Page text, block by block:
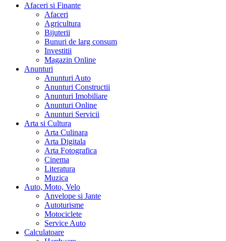
Afaceri si Finante
Afaceri
Agricultura
Bijuterii
Bunuri de larg consum
Investitii
Magazin Online
Anunturi
Anunturi Auto
Anunturi Constructii
Anunturi Imobiliare
Anunturi Online
Anunturi Servicii
Arta si Cultura
Arta Culinara
Arta Digitala
Arta Fotografica
Cinema
Literatura
Muzica
Auto, Moto, Velo
Anvelope si Jante
Autoturisme
Motociclete
Service Auto
Calculatoare